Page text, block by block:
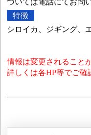
ついては電話にてお問
特徴
シロイカ、ジギング、
情報は変更されること
詳しくは各HP等でご確